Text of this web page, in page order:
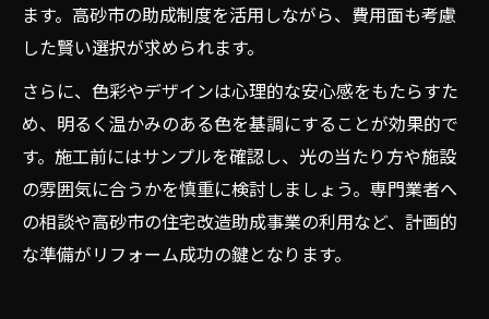
ます。高砂市の助成制度を活用しながら、費用面も考慮
した賢い選択が求められます。
さらに、色彩やデザインは心理的な安心感をもたらすた
め、明るく温かみのある色を基調にすることが効果的で
す。施工前にはサンプルを確認し、光の当たり方や施設
の雰囲気に合うかを慎重に検討しましょう。専門業者へ
の相談や高砂市の住宅改造助成事業の利用など、計画的
な準備がリフォーム成功の鍵となります。